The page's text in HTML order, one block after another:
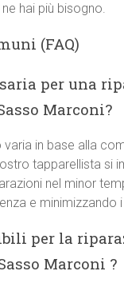
hai più bisogno.
(FAQ)
per una
Marconi?
varia in base alla
tapparellista si
nel minor
e minimizzando
per la
Marconi ?